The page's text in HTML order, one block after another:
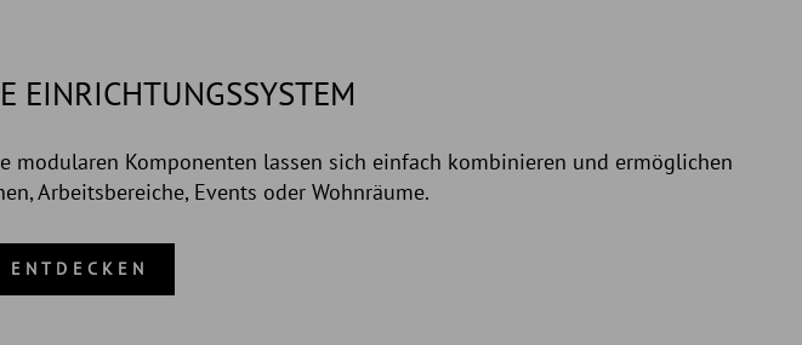
EINRICHTUNGSSYSTEM
modularen Komponenten lassen sich einfach kombinieren und ermöglichen
Arbeitsbereiche, Events oder Wohnräume.
ENTDECKEN